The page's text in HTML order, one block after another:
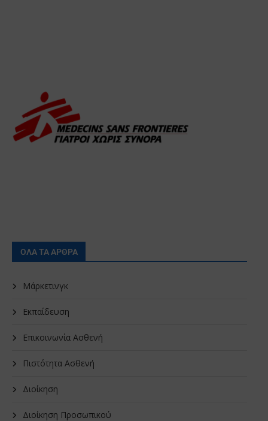
ΟΛΑ ΤΑ ΑΡΘΡΑ
Μάρκετινγκ
Εκπαίδευση
Επικοινωνία Ασθενή
Πιστότητα Ασθενή
Διοίκηση
Διοίκηση Προσωπικού